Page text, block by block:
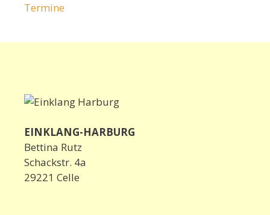
Termine
EINKLANG-HARBURG
Bettina Rutz
Schackstr. 4a
29221 Celle